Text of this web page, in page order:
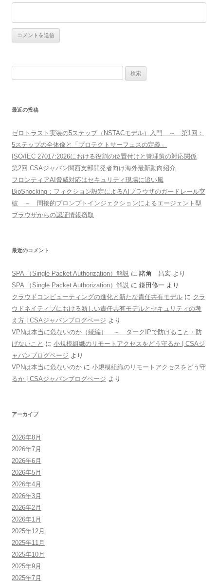
索:
最近の投稿
ゼロトラスト実装の5ステップ（NSTACモデル）入門 ～ 第1回：
5ステップの全体像と「プロテクトサーフェスの定義」
ISO/IEC 27017:2026における役割の位置付けと管理策の対応関係
第2回 CSAジャパン関西支部開発者向け海外最新動向紹介
フロンティアAI脅威対応はセキュリティ現場に追い風
BioShocking：フィクション設定によるAIブラウザのガードレール突
破 ～ 間接的プロンプトインジェクションによるエージェント型
ブラウザからの認証情報窃取
最近のコメント
SPA （Single Packet Authorization）解説 に 諸角 昌宏 より
SPA （Single Packet Authorization）解説 に 鎌田修一 より
クラウドコンピューティングの進化と新たな責任共有モデル に クラ
ウドネイティブにおける新しい責任共有モデルとセキュリティの考
え方 | CSAジャパンブログページ より
VPNは本当に危ないのか（続編） ～ ダークIPで防げること・防
げないこと に 小規模組織のリモートアクセスをどう守るか | CSAジ
ャパンブログページ より
VPNは本当に危ないのか に 小規模組織のリモートアクセスをどう守
るか | CSAジャパンブログページ より
アーカイブ
2026年8月
2026年7月
2026年6月
2026年5月
2026年4月
2026年3月
2026年2月
2026年1月
2025年12月
2025年11月
2025年10月
2025年9月
2025年7月